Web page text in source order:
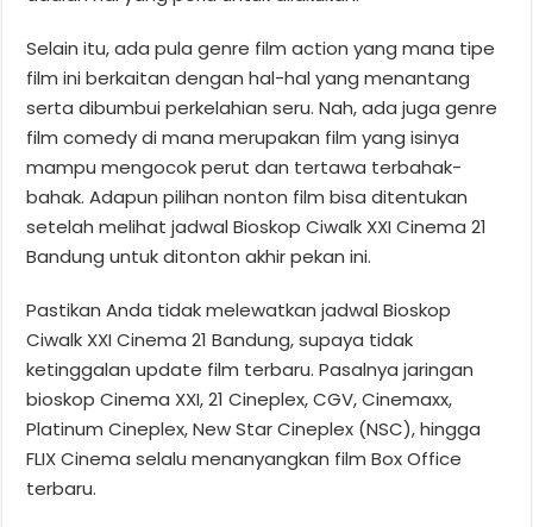
Selain itu, ada pula genre film action yang mana tipe
film ini berkaitan dengan hal-hal yang menantang
serta dibumbui perkelahian seru. Nah, ada juga genre
film comedy di mana merupakan film yang isinya
mampu mengocok perut dan tertawa terbahak-
bahak. Adapun pilihan nonton film bisa ditentukan
setelah melihat jadwal Bioskop Ciwalk XXI Cinema 21
Bandung untuk ditonton akhir pekan ini.
Pastikan Anda tidak melewatkan jadwal Bioskop
Ciwalk XXI Cinema 21 Bandung, supaya tidak
ketinggalan update film terbaru. Pasalnya jaringan
bioskop Cinema XXI, 21 Cineplex, CGV, Cinemaxx,
Platinum Cineplex, New Star Cineplex (NSC), hingga
FLIX Cinema selalu menanyangkan film Box Office
terbaru.